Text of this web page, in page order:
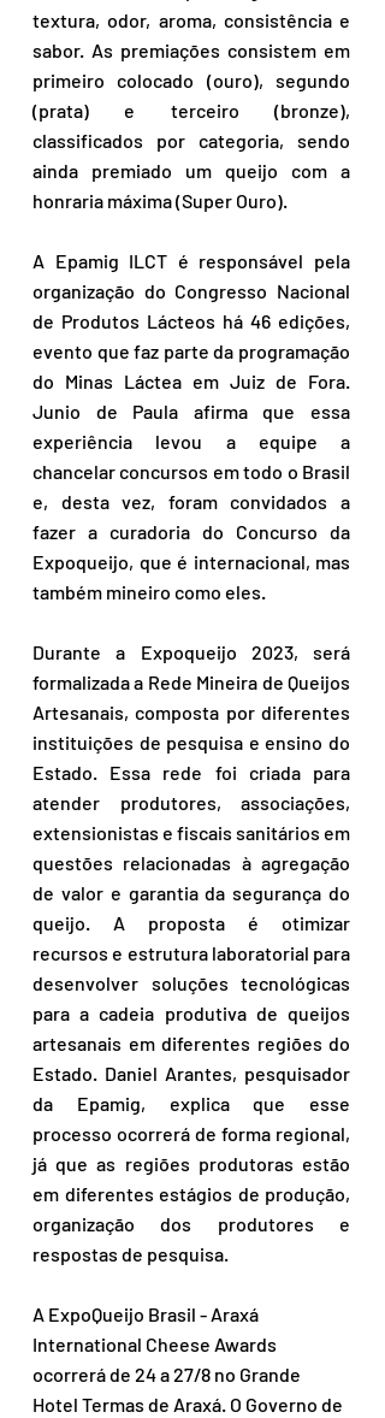
textura, odor, aroma, consistência e
sabor. As premiações consistem em
primeiro colocado (ouro), segundo
(prata) e terceiro (bronze),
classificados por categoria, sendo
ainda premiado um queijo com a
honraria máxima (Super Ouro).
A Epamig ILCT é responsável pela
organização do Congresso Nacional
de Produtos Lácteos há 46 edições,
evento que faz parte da programação
do Minas Láctea em Juiz de Fora.
Junio de Paula afirma que essa
experiência levou a equipe a
chancelar concursos em todo o Brasil
e, desta vez, foram convidados a
fazer a curadoria do Concurso da
Expoqueijo, que é internacional, mas
também mineiro como eles.
Durante a Expoqueijo 2023, será
formalizada a Rede Mineira de Queijos
Artesanais, composta por diferentes
instituições de pesquisa e ensino do
Estado. Essa rede foi criada para
atender produtores, associações,
extensionistas e fiscais sanitários em
questões relacionadas à agregação
de valor e garantia da segurança do
queijo. A proposta é otimizar
recursos e estrutura laboratorial para
desenvolver soluções tecnológicas
para a cadeia produtiva de queijos
artesanais em diferentes regiões do
Estado. Daniel Arantes, pesquisador
da Epamig, explica que esse
processo ocorrerá de forma regional,
já que as regiões produtoras estão
em diferentes estágios de produção,
organização dos produtores e
respostas de pesquisa.
A ExpoQueijo Brasil - Araxá
International Cheese Awards
ocorrerá de 24 a 27/8 no Grande
Hotel Termas de Araxá. O Governo de